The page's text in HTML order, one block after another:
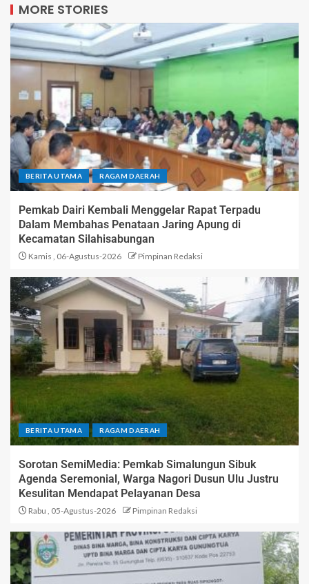
MORE STORIES
BERITA UTAMA RAGAM DAERAH
Pemkab Dairi Kembali Menggelar Rapat Terpadu
Dalam Membahas Penataan Jaring Apung di
Kecamatan Silahisabungan
Kamis , 06-Agustus-2026 Pimpinan Redaksi
BERITA UTAMA RAGAM DAERAH
Sorotan SemiMedia: Pemkab Simalungun Sibuk
Agenda Seremonial, Warga Nagori Dusun Ulu Justru
Kesulitan Mendapat Pelayanan Desa
Rabu , 05-Agustus-2026 Pimpinan Redaksi